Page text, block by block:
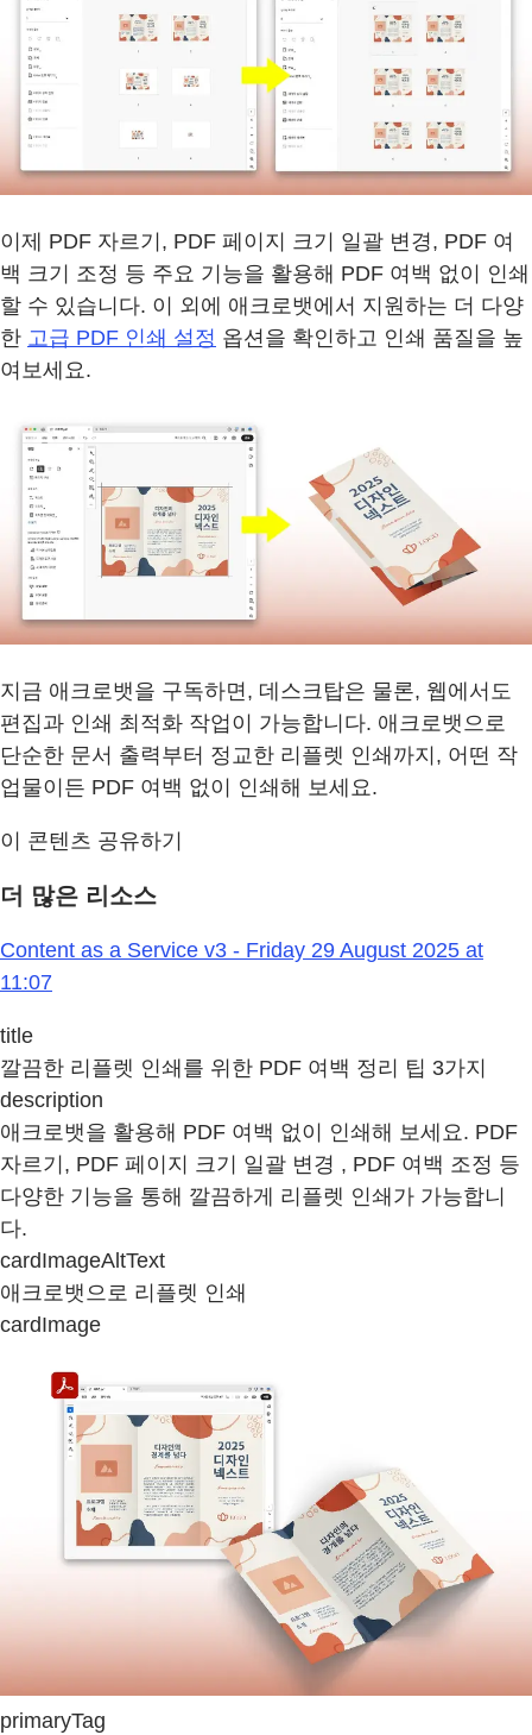
이제 PDF 자르기, PDF 페이지 크기 일괄 변경, PDF 여
백 크기 조정 등 주요 기능을 활용해 PDF 여백 없이 인쇄
할 수 있습니다. 이 외에 애크로뱃에서 지원하는 더 다양
한 고급 PDF 인쇄 설정 옵션을 확인하고 인쇄 품질을 높
여보세요.
지금 애크로뱃을 구독하면, 데스크탑은 물론, 웹에서도
편집과 인쇄 최적화 작업이 가능합니다. 애크로뱃으로
단순한 문서 출력부터 정교한 리플렛 인쇄까지, 어떤 작
업물이든 PDF 여백 없이 인쇄해 보세요.
이 콘텐츠 공유하기
더 많은 리소스
Content as a Service v3 - Friday 29 August 2025 at
11:07
title
깔끔한 리플렛 인쇄를 위한 PDF 여백 정리 팁 3가지
description
애크로뱃을 활용해 PDF 여백 없이 인쇄해 보세요. PDF
자르기, PDF 페이지 크기 일괄 변경 , PDF 여백 조정 등
다양한 기능을 통해 깔끔하게 리플렛 인쇄가 가능합니
다.
cardImageAltText
애크로뱃으로 리플렛 인쇄
cardImage
primaryTag